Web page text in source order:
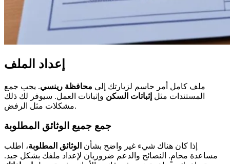
إعداد الملف
ملف كامل أمر حاسم لزيارتك إلى محافظة رينسي. يجب جمع
المستندات مثل إثباتات السكن وإثباتات العمل. سيوفر لك ذلك
مشكلات مثل الرفض.
جمع جميع الوثائق المطلوبة
إذا كان هناك شيء غير واضح بشأن الوثائق المطلوبة، اطلب
مساعدة محامٍ. النصائح والدعم ضروريان لإعداد ملفك بشكل جيد.